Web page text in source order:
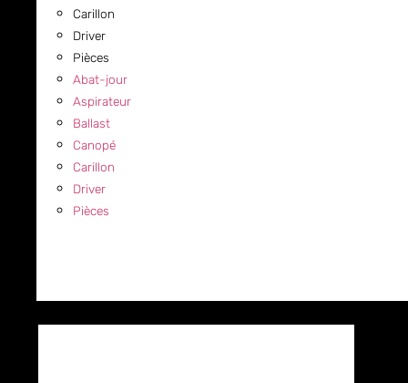
Carillon
Driver
Pièces
Abat-jour
Aspirateur
Ballast
Canopé
Carillon
Driver
Pièces